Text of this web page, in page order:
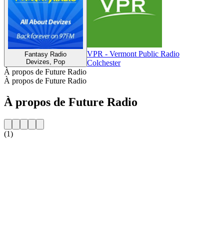
Fantasy Radio
Devizes, Pop
VPR - Vermont Public Radio
Colchester
À propos de Future Radio
À propos de Future Radio
À propos de Future Radio
(1)